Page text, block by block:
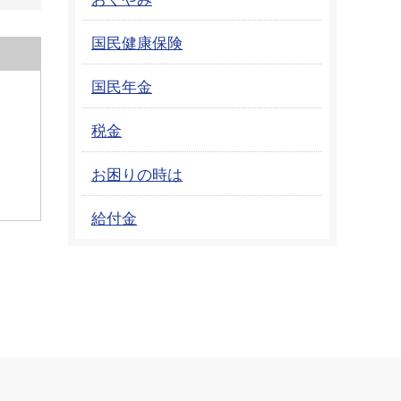
国民健康保険
国民年金
税金
お困りの時は
給付金